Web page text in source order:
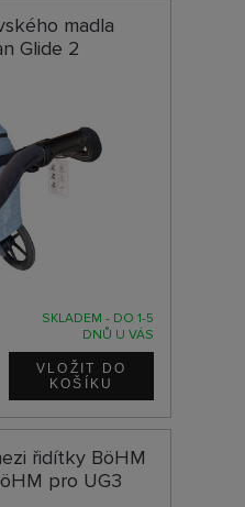
madla
Glide 2
SKLADEM - DO 1-5
DNŮ U VÁS
řidítky BöHM
pro UG3